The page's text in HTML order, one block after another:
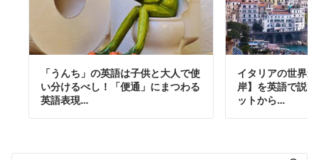
「うんち」の英語は子供と大人で使
い分けるべし！「便通」にまつわる
英語表現…
イタリアの世界
岸】を英語で説
ットから…